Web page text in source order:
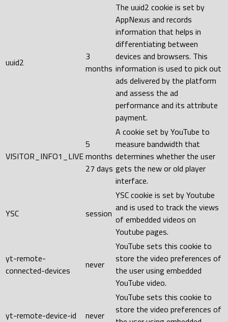
uuid2
3
months
The uuid2 cookie is set by
AppNexus and records
information that helps in
differentiating between
devices and browsers. This
information is used to pick out
ads delivered by the platform
and assess the ad
performance and its attribute
payment.
VISITOR_INFO1_LIVE
5
months
27 days
A cookie set by YouTube to
measure bandwidth that
determines whether the user
gets the new or old player
interface.
YSC session
YSC cookie is set by Youtube
and is used to track the views
of embedded videos on
Youtube pages.
yt-remote-
connected-devices
never
YouTube sets this cookie to
store the video preferences of
the user using embedded
YouTube video.
yt-remote-device-id never
YouTube sets this cookie to
store the video preferences of